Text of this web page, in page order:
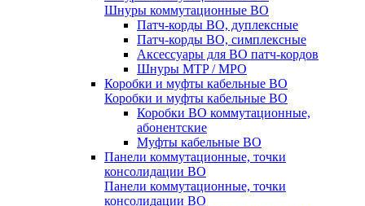
Шнуры коммутационные ВО
Патч-корды ВО, дуплексные
Патч-корды ВО, симплексные
Аксессуары для ВО патч-кордов
Шнуры MTP / MPO
Коробки и муфты кабельные ВО
Коробки и муфты кабельные ВО
Коробки ВО коммутационные,
абонентские
Муфты кабельные ВО
Панели коммутационные, точки
консолидации ВО
Панели коммутационные, точки
консолидации ВО